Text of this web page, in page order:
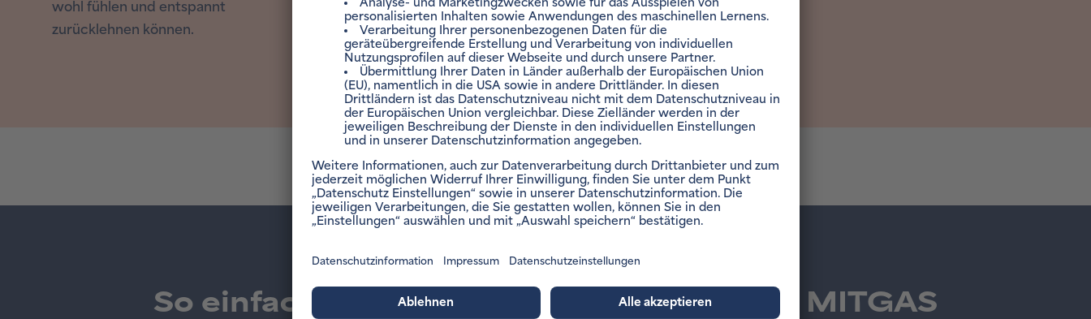
wohl fühlen und entspannt
zurücklehnen können.
So einfach wechseln Sie in 3 Schritten zu MITGAS